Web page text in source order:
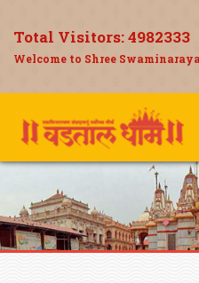
Total Visitors:4982333
Welcome to Shree